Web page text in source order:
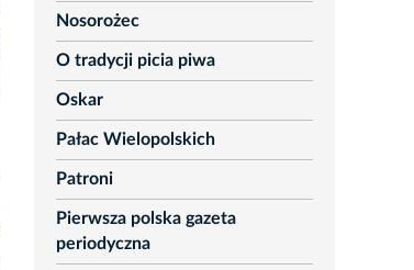
Nosorożec
O tradycji picia piwa
Oskar
Pałac Wielopolskich
Patroni
Pierwsza polska gazeta
periodyczna